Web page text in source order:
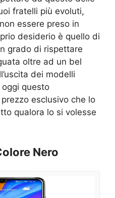
fratelli più evoluti,
essere preso in
desiderio è quello di
grado di rispettare
oltre ad un bel
dei modelli
oggi questo
esclusivo che lo
qualora lo si volesse
Nero